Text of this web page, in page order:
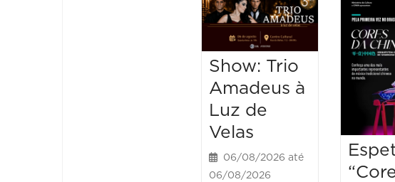
Show: Trio
Amadeus à
Luz de
Velas
06/08/2026 até
06/08/2026